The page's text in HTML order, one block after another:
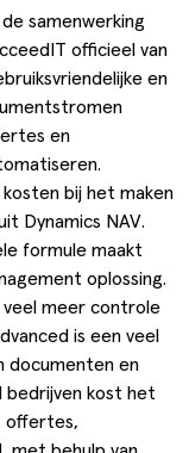
Apps
management &
aanpassen
samenwerking
officieel van
en
en
bij het maken
Dynamics NAV.
formule maakt
oplossing.
veel meer controle
is een veel
documenten en
bedrijven kost het
offertes,